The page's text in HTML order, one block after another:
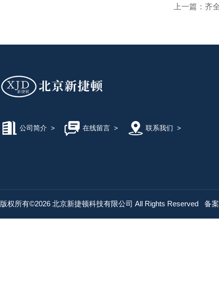
上一篇： 齐
公司简介 > 在线留言> 联系我们 >
版权所有©2026 北京新捷顿科技有限公司 All Rights Reserved 备